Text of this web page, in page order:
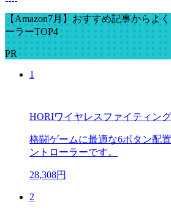
【Amazon7月】おすすめ記事からよ
ーラーTOP4
PR
1
HORIワイヤレスファイティン
格闘ゲームに最適な6ボタン配
ントローラーです。
28,308円
2